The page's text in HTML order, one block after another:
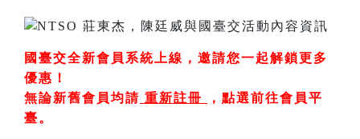
國臺交全新會員系統上線，邀請您一起解鎖更多
優惠！
無論新舊會員均請 重新註冊 ， 點選前往會員平
臺。